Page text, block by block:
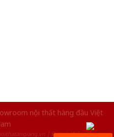
nội thất hàng đầu Việt
| Đơn vị chủ quản